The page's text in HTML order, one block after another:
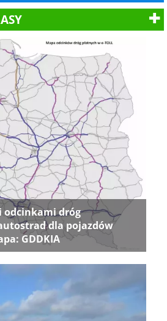
odcinkami dróg
dla pojazdów
GDDKIA